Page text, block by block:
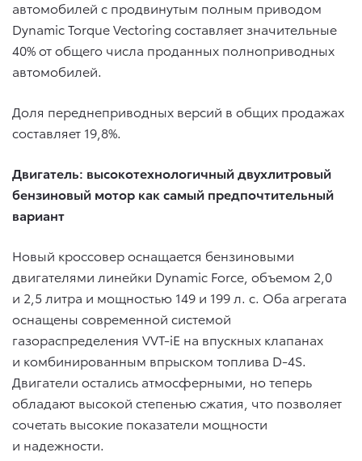
автомобилей с продвинутым полным приводом
Dynamic Torque Vectoring составляет значительные
40% от общего числа проданных полноприводных
автомобилей.
Доля переднеприводных версий в общих продажах
составляет 19,8%.
Двигатель: высокотехнологичный двухлитровый
бензиновый мотор как самый предпочтительный
вариант
Новый кроссовер оснащается бензиновыми
двигателями линейки Dynamic Force, объемом 2,0
и 2,5 литра и мощностью 149 и 199 л. с. Оба агрегата
оснащены современной системой
газораспределения VVT-iE на впускных клапанах
и комбинированным впрыском топлива D-4S.
Двигатели остались атмосферными, но теперь
обладают высокой степенью сжатия, что позволяет
сочетать высокие показатели мощности
и надежности.